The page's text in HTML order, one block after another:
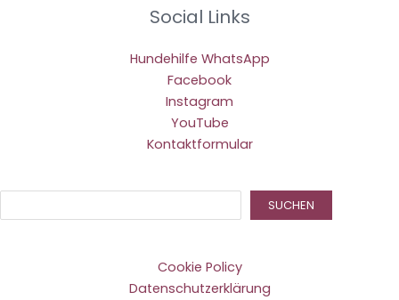
Social Links
Hundehilfe WhatsApp
Facebook
Instagram
YouTube
Kontaktformular
SUCHEN
Cookie Policy
Datenschutzerklärung